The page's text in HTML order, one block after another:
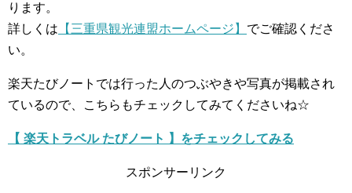
ります。
詳しくは 【三重県観光連盟ホームページ】 でご確認くださ
い。
楽天たびノートでは行った人のつぶやきや写真が掲載され
ているので、こちらもチェックしてみてくださいね☆
【 楽天トラベル たびノート 】をチェックしてみる
スポンサーリンク